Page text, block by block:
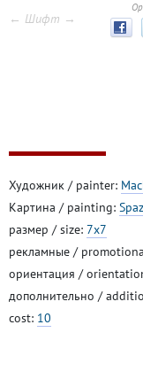
← Шифт →
Художник / painter:
Картина / painting:
размер / size: 7x7
рекламные /
ориентация /
дополнительно /
cost: 10